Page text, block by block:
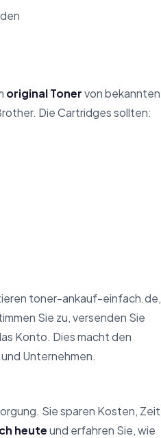
original Tonervon bekannten
Die Cartridges sollten:
toner-ankauf-einfach.de,
Sie zu, versenden Sie
Konto. Dies macht den
Unternehmen.
Sie sparen Kosten, Zeit
heuteund erfahren Sie, wie